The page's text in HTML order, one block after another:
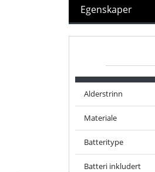
Egenskaper
Alderstrinn
Materiale
Batteritype
Batteri inkludert